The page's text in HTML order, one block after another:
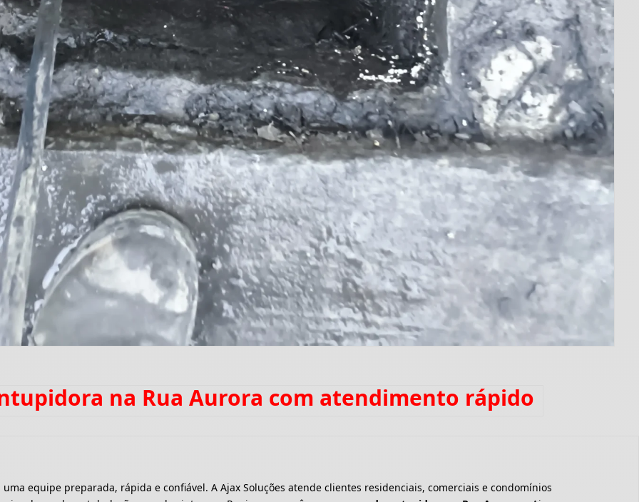
na Rua Aurora com atendimento rápido
equipe preparada, rápida e confiável. A Ajax Soluções atende clientes residenciais, comerciais e condomínios